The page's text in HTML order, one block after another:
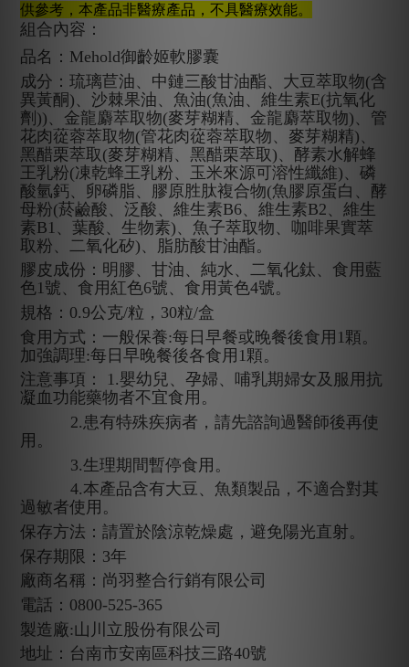
供參考，本產品非醫療產品，不具醫療效能。
組合內容：
品名：Mehold御齡姬軟膠囊
成分：琉璃苣油、中鏈三酸甘油酯、大豆萃取物(含
異黃酮)、沙棘果油、魚油(魚油、維生素E(抗氧化
劑))、金龍麝萃取物(麥芽糊精、金龍麝萃取物)、管
花肉蓯蓉萃取物(管花肉蓯蓉萃取物、麥芽糊精)、
黑醋栗萃取(麥芽糊精、黑醋栗萃取)、酵素水解蜂
王乳粉(凍乾蜂王乳粉、玉米來源可溶性纖維)、磷
酸氫鈣、卵磷脂、膠原胜肽複合物(魚膠原蛋白、酵
母粉(菸鹼酸、泛酸、維生素B6、維生素B2、維生
素B1、葉酸、生物素)、魚子萃取物、咖啡果實萃
取粉、二氧化矽)、脂肪酸甘油酯。
膠皮成份：明膠、甘油、純水、二氧化鈦、食用藍
色1號、食用紅色6號、食用黃色4號。
規格：0.9公克/粒，30粒/盒
食用方式：一般保養:每日早餐或晚餐後食用1顆。
加強調理:每日早晚餐後各食用1顆。
注意事項： 1.嬰幼兒、孕婦、哺乳期婦女及服用抗
凝血功能藥物者不宜食用。
2.患有特殊疾病者，請先諮詢過醫師後再使
用。
3.生理期間暫停食用。
4.本產品含有大豆、魚類製品，不適合對其
過敏者使用。
保存方法：請置於陰涼乾燥處，避免陽光直射。
保存期限：3年
廠商名稱：尚羽整合行銷有限公司
電話：0800-525-365
製造廠:山川立股份有限公司
地址：台南市安南區科技三路40號